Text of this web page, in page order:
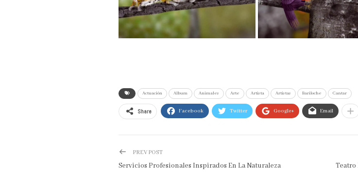
Actuación Album Animales Arte Artista Artistas Bariloche Cantar
Share Facebook Twitter Google+ Email
PREV POST
Servicios Profesionales Inspirados En La Naturaleza
Teatro